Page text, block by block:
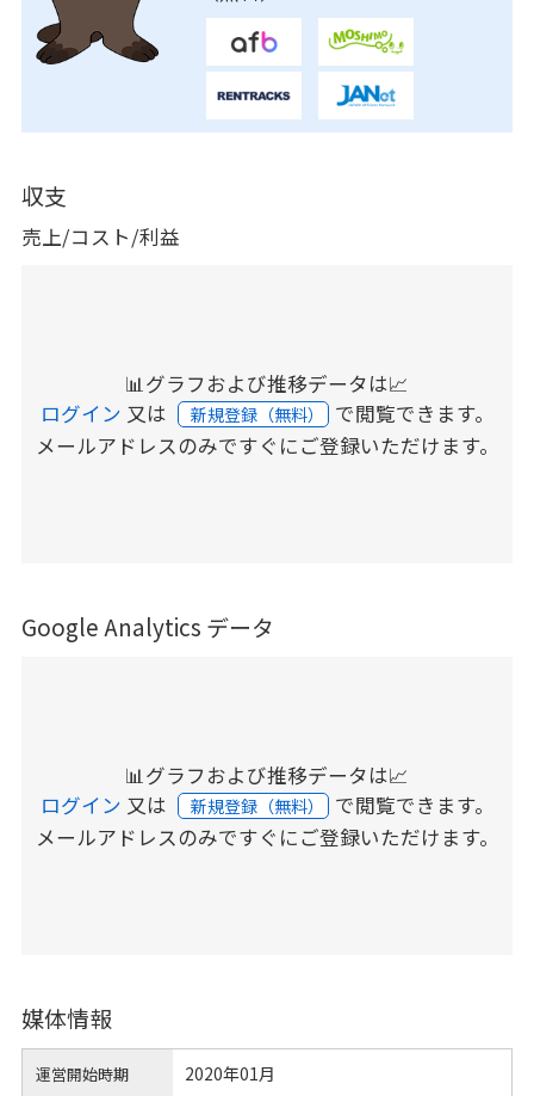
収支
売上/コスト/利益
📊グラフおよび推移データは📈
ログイン 又は 新規登録（無料） で閲覧できます。
メールアドレスのみですぐにご登録いただけます。
Google Analytics データ
📊グラフおよび推移データは📈
ログイン 又は 新規登録（無料） で閲覧できます。
メールアドレスのみですぐにご登録いただけます。
媒体情報
運営開始時期 2020年01月